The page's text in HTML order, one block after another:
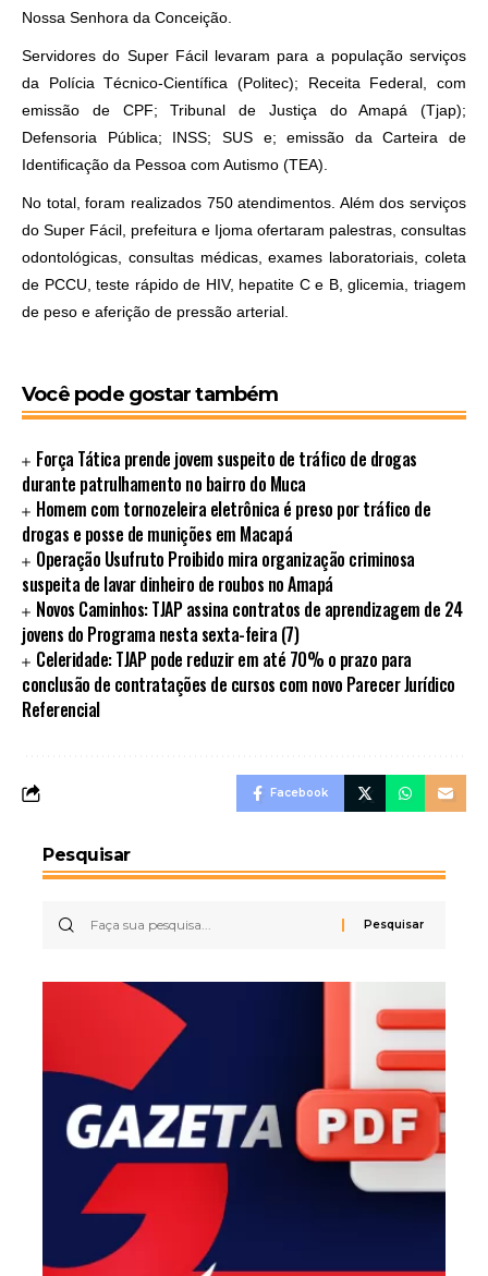
Nossa Senhora da Conceição.
Servidores do Super Fácil levaram para a população serviços
da Polícia Técnico-Científica (Politec); Receita Federal, com
emissão de CPF; Tribunal de Justiça do Amapá (Tjap);
Defensoria Pública; INSS; SUS e; emissão da Carteira de
Identificação da Pessoa com Autismo (TEA).
No total, foram realizados 750 atendimentos. Além dos serviços
do Super Fácil, prefeitura e Ijoma ofertaram palestras, consultas
odontológicas, consultas médicas, exames laboratoriais, coleta
de PCCU, teste rápido de HIV, hepatite C e B, glicemia, triagem
de peso e aferição de pressão arterial.
Você pode gostar também
Força Tática prende jovem suspeito de tráfico de drogas
durante patrulhamento no bairro do Muca
Homem com tornozeleira eletrônica é preso por tráfico de
drogas e posse de munições em Macapá
Operação Usufruto Proibido mira organização criminosa
suspeita de lavar dinheiro de roubos no Amapá
Novos Caminhos: TJAP assina contratos de aprendizagem de 24
jovens do Programa nesta sexta-feira (7)
Celeridade: TJAP pode reduzir em até 70% o prazo para
conclusão de contratações de cursos com novo Parecer Jurídico
Referencial
Facebook
Pesquisar